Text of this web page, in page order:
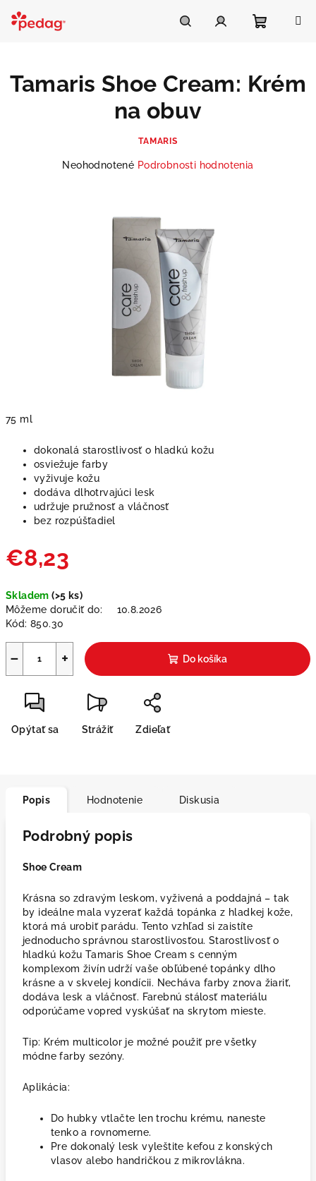
obsah
košík
75 ml
dokonalá starostlivosť o hladkú kožu
osviežuje farby
vyživuje kožu
dodáva dlhotrvajúci lesk
udržuje pružnosť a vláčnosť
bez rozpúšťadiel
€8,23
cena:
Skladem(>5 ks)
Môžeme doručiť do:
10.8.2026
Kód: 850.30
+
− Do košíka
Opýtať sa Strážiť Zdieľať
Tamaris Shoe Cream: Krém
na obuv
TAMARIS
Priemerné
Neohodnotené Podrobnosti hodnotenia
Popis Hodnotenie Diskusia
Podrobný popis
Shoe Cream
Krásna so zdravým leskom, vyživená a poddajná – tak
by ideálne mala vyzerať každá topánka z hladkej kože,
ktorá má urobiť parádu. Tento vzhľad si zaistíte
jednoducho správnou starostlivosťou. Starostlivosť o
hladkú kožu Tamaris Shoe Cream s cenným
komplexom živín udrží vaše obľúbené topánky dlho
krásne a v skvelej kondícii. Necháva farby znova žiariť,
dodáva lesk a vláčnosť. Farebnú stálosť materiálu
odporúčame vopred vyskúšať na skrytom mieste.
Tip: Krém multicolor je možné použiť pre všetky
módne farby sezóny.
Aplikácia:
Do hubky vtlačte len trochu krému, naneste
tenko a rovnomerne.
Pre dokonalý lesk vyleštite kefou z konských
vlasov alebo handričkou z mikrovlákna.
Asistent Pedag